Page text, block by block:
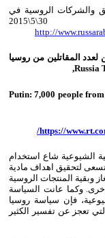
والشركات الروسية في
http://
لعدد المقاتلين من روسيا
" Putin: 7,000 people
https://
الشيوعية شاع استخدام
تسعى لتحقيق اهداف مادية
وبقية المنتجات الروسية
وكما عانت السياسة
فإن سياسة روسيا
تعجز عن تفسير الكثير